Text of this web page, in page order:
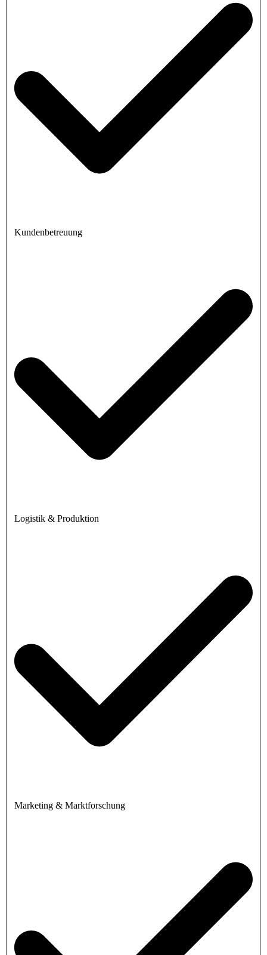
Kundenbetreuung
Logistik & Produktion
Marketing & Marktforschung